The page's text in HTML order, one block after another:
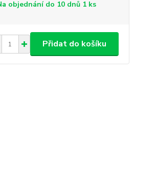
objednání do 10 dnů 1 ks
Přidat do košíku